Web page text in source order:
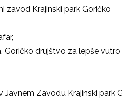
zavod Krajinski park Goričko
Goričko drüjštvo za lepše vütro
Javnem Zavodu Krajinski park